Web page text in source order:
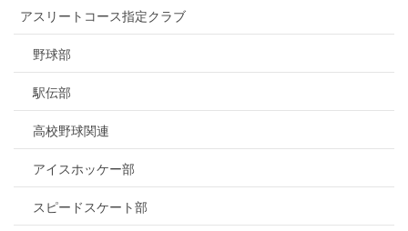
アスリートコース指定クラブ
野球部
駅伝部
高校野球関連
アイスホッケー部
スピードスケート部